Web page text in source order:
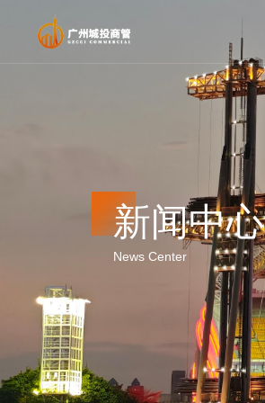
新闻中心
News Center